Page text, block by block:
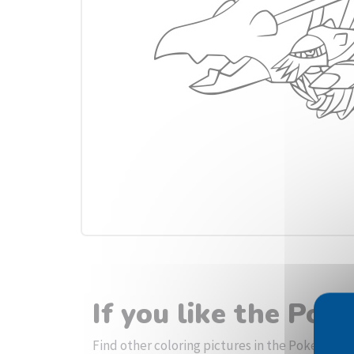
If you like the
Find other coloring pictures in the Pokémon